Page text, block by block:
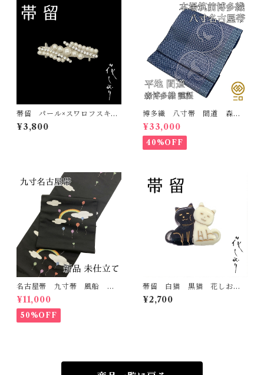
帯留 パール×スワロフスキ
ー 花しおり 大原商店 帯
飾り 日本製
¥3,800
博多織 八寸帯 間道 森博
多織 正絹 日本製 未仕立
て 名古屋帯
¥33,000
40%OFF
名古屋帯 九寸帯 風船
雲 虹 正絹 日本製 九寸
名古屋帯
¥11,000
50%OFF
帯留 白猫 黒猫 花しお
り 大原商店 帯飾り 日本
製 和装小物
¥2,700